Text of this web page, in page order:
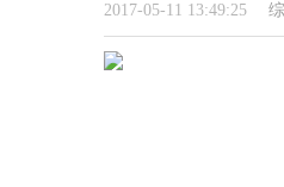
2017-05-11 13:49:25